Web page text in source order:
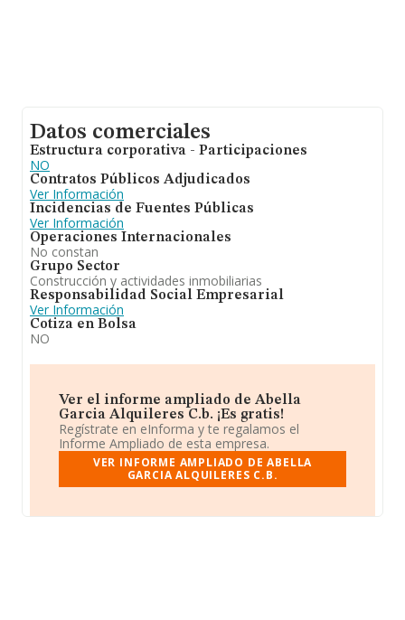
Datos comerciales
Estructura corporativa - Participaciones
NO
Contratos Públicos Adjudicados
Ver Información
Incidencias de Fuentes Públicas
Ver Información
Operaciones Internacionales
No constan
Grupo Sector
Construcción y actividades inmobiliarias
Responsabilidad Social Empresarial
Ver Información
Cotiza en Bolsa
NO
Ver el informe ampliado de Abella
Garcia Alquileres C.b. ¡Es gratis!
Regístrate en eInforma y te regalamos el
Informe Ampliado de esta empresa.
VER INFORME AMPLIADO DE ABELLA
GARCIA ALQUILERES C.B.